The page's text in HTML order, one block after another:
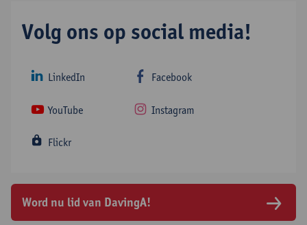
Volg ons op social media!
LinkedIn Facebook
YouTube Instagram
Flickr
Word nu lid van DavingA!